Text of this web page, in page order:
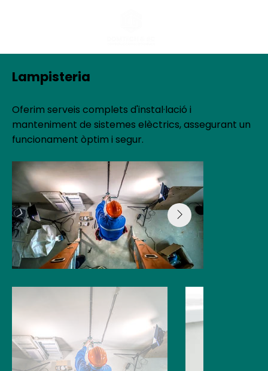
Lampisteria
Oferim serveis complets d'instal·lació i
manteniment de sistemes elèctrics, assegurant un
funcionament òptim i segur.